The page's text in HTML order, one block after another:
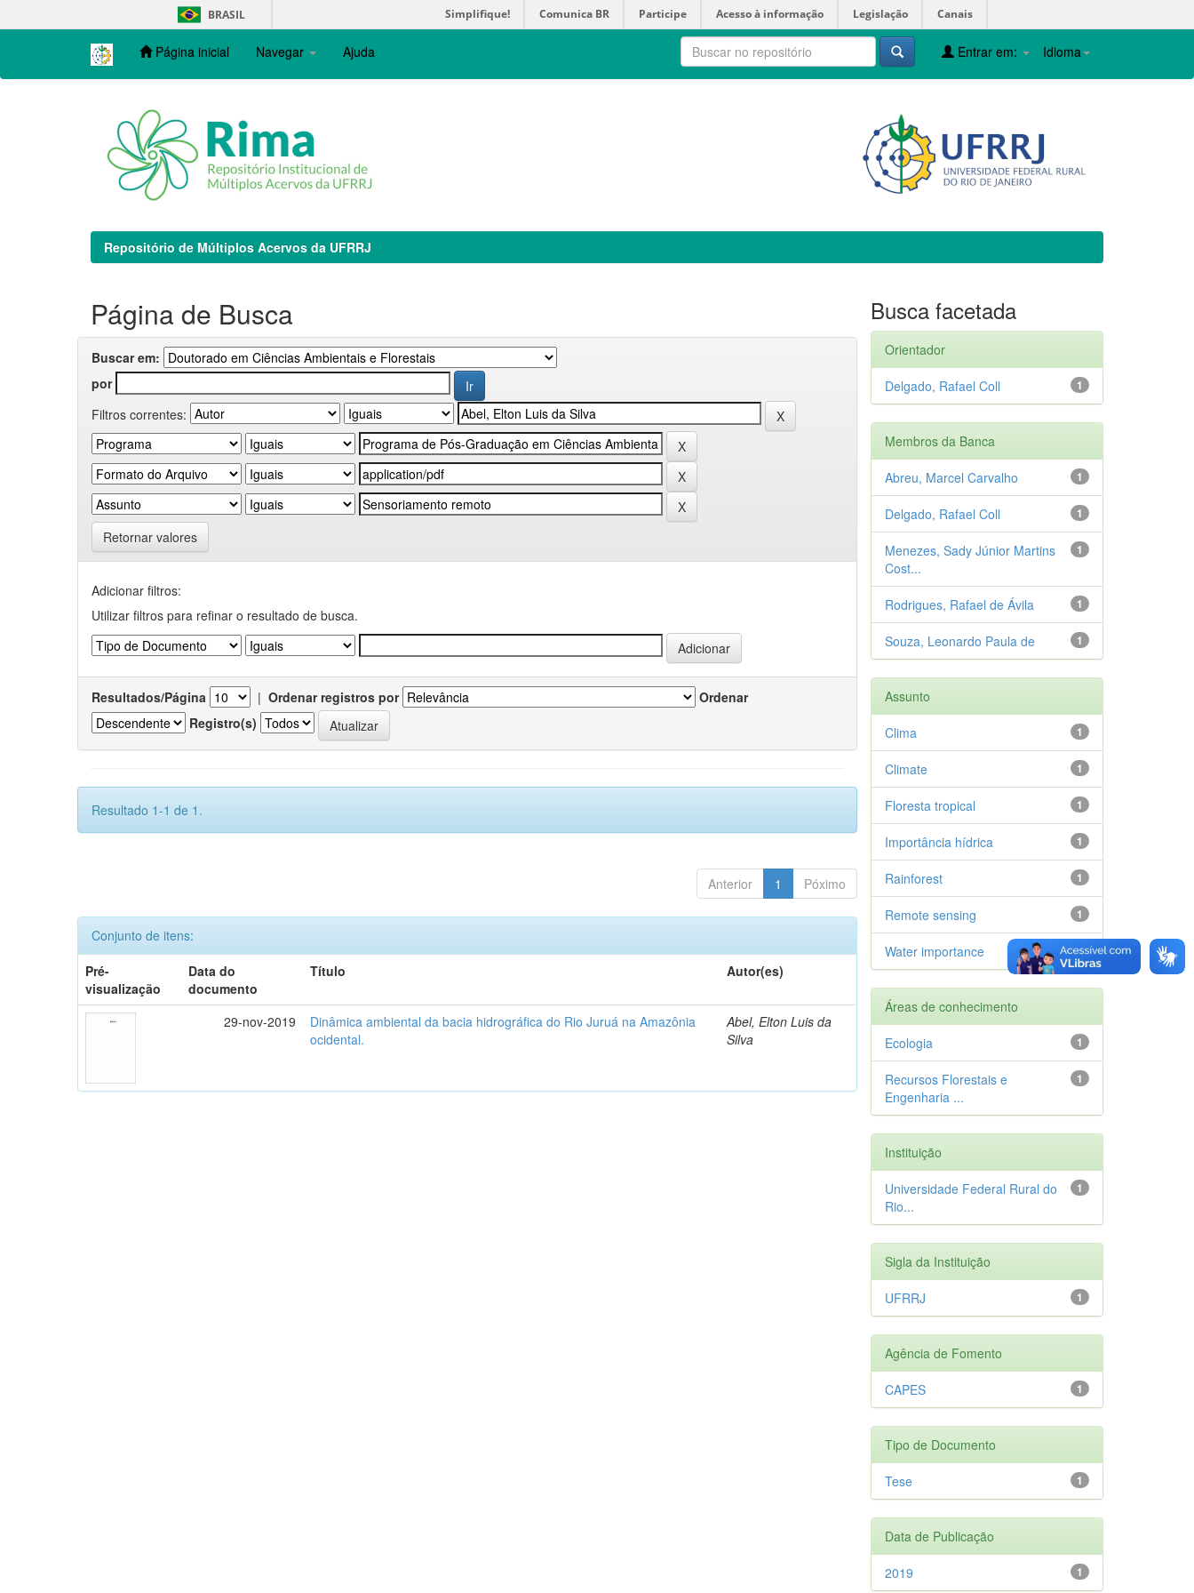
navigation
BRASIL Simplifique! Comunica BR Participe Acesso à informação Legislação Canais
Página inicial Navegar Ajuda Idioma
Entrar em:
Repositório de Múltiplos Acervos da UFRRJ
Página de Busca
Buscar em:
por
Filtros correntes:
Retornar valores
Adicionar filtros:
Utilizar filtros para refinar o resultado de busca.
Resultados/Página | Ordenar registros por
Ordenar
Registro(s)
Resultado 1-1 de 1.
Anterior 1 Póximo
Conjunto de itens:
Pré-
visualização
Data do
documento
Título Autor(es)
29-nov-2019
Dinâmica ambiental da bacia hidrográfica do Rio Juruá na Amazônia
ocidental.
Abel, Elton Luis da
Silva
Busca facetada
Orientador
1
Delgado, Rafael Coll
Membros da Banca
1
Abreu, Marcel Carvalho
1
Delgado, Rafael Coll
1
Menezes, Sady Júnior Martins
Cost...
1
Rodrigues, Rafael de Ávila
1
Souza, Leonardo Paula de
Assunto
1
Clima
1
Climate
1
Floresta tropical
1
Importância hídrica
1
Rainforest
1
Remote sensing
1
Water importance
Áreas de conhecimento
1
Ecologia
1
Recursos Florestais e
Engenharia ...
Instituição
1
Universidade Federal Rural do
Rio...
Sigla da Instituição
1
UFRRJ
Agência de Fomento
1
CAPES
Tipo de Documento
1
Tese
Data de Publicação
1
2019